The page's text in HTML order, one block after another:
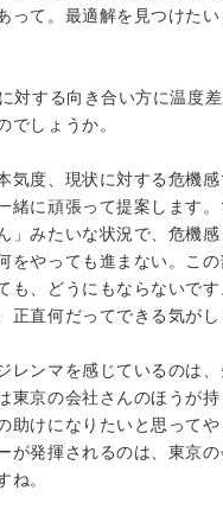
って。最適解を見つけたい
対する向き合い方に温度
でしょうか。
気度、現状に対する危機
緒に頑張って提案します
」みたいな状況で、危機
をやっても進まない。こ
も、どうにもならないで
正直何だってできる気がし
レンマを感じているのは
東京の会社さんのほうが
助けになりたいと思って
が発揮されるのは、東京
。